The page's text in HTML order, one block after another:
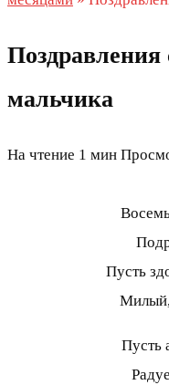
мальчика
На чтение 1 мин
Пусть
Милый,
Пусть